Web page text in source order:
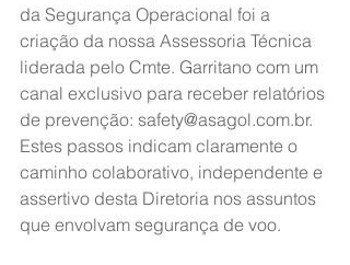
da Segurança Operacional foi a
criação da nossa Assessoria Técnica
liderada pelo Cmte. Garritano com um
canal exclusivo para receber relatórios
de prevenção: safety@asagol.com.br.
Estes passos indicam claramente o
caminho colaborativo, independente e
assertivo desta Diretoria nos assuntos
que envolvam segurança de voo.